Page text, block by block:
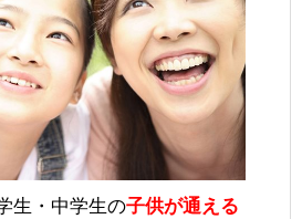
生・中学生の子供が通える